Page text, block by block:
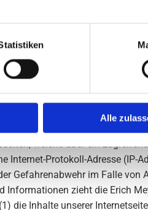
Alle
Europäischen Union
Hauptstr. 50, 28865
durch eine betroffene
werden in den Logfiles des
Betriebssystem, (3)
welche über ein
Protokoll-Adresse (IP-
Gefahrenabwehr im Falle von
zieht die Erich
die Inhalte unserer